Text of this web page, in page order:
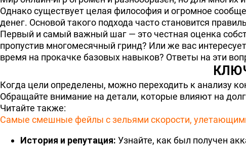
Однако существует целая философия и огромное
денег. Основой такого подхода часто становится
Первый и самый важный шаг — это честная оценка
пропустив многомесячный гринд? Или же вас
время на прокачке базовых навыков? Ответы на эти
Когда цели определены, можно переходить к анализу
Обращайте внимание на детали, которые влияют на
Читайте также:
Самые смешные фейлы с зельями скорости,
История и репутация: Узнайте, как был получен